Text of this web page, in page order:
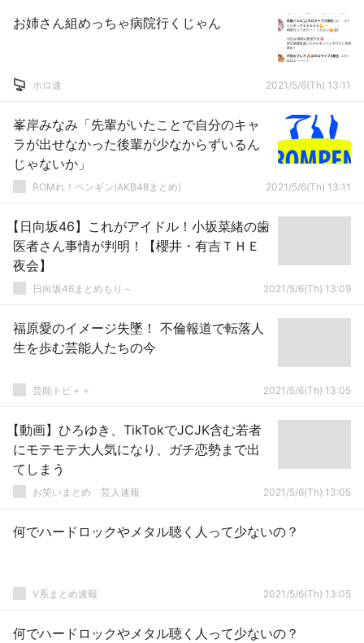
お姉さん組めっちゃ病院行くじゃん
ホロ速 2021/5/6(Th) 13:11
峯岸みなみ「先輩がいたことで自分のキャ
ラが出せなかった後輩が少なからずいるん
じゃないか」
ROMれ！ペンギン(AKB48まとめ) 2021/5/6(Th) 13:11
【日向坂46】これがアイドル！小坂菜緒の歯
医者さん事情が判明！【櫻井・有吉ＴＨＥ
夜会】
日向坂46まとめもり～ 2021/5/6(Th) 13:09
福原愛のイメージ失墜！ 不倫報道で転落人
生を歩む芸能人たちの今
芸能トピ＋＋ 2021/5/6(Th) 13:05
【動画】ひろゆき、TikTokでJCJK含む若者
にモテモテ大人気になり、ガチ恋勢まで出
てしまう
お笑いまとめ 芸人速報 2021/5/6(Th) 13:05
何でハードロックやメタル聴く人って少ないの？
V系まとめ速報 2021/5/6(Th) 13:05
何でハードロックやメタル聴く人って少ないの？